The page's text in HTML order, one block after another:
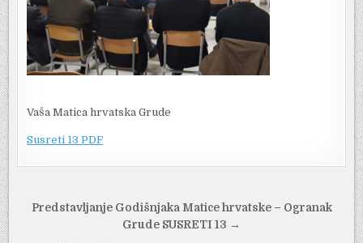
Vaša Matica hrvatska Grude
Susreti 13 PDF
Navigacija
Predstavljanje Godišnjaka Matice hrvatske – Ogranak
Grude SUSRETI 13 →